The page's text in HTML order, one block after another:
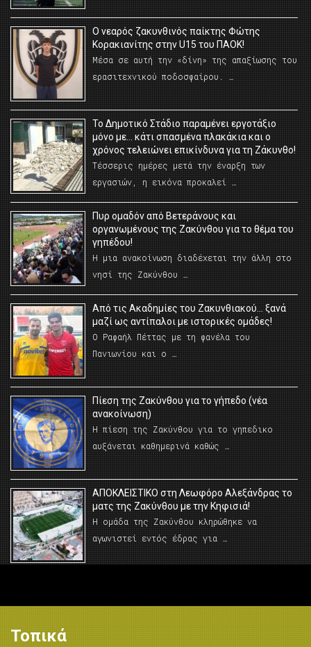
O νεαρός ζακυνθινός παίκτης Φώτης
Κορακιανίτης στην U15 του ΠΑΟΚ!
Μέσα σε αυτή την «δίνη» της απαξίωσης του
ερασιτεχνικού ποδοσφαίρου. …
Το Δημοτικό Στάδιο παραμένει εργοτάξιο
μόνο με… κάτι σπασμένα πλακάκια και ο
χρόνος τελειώνει επικίνδυνα για τη Ζάκυνθο!
Τέσσερις ημέρες μετά την έναρξη των
εργασιών, η εικόνα προκαλεί …
Πυρ ομαδόν από Βετεράνους και
οργανωμένους της Ζακύνθου για το θέμα του
γηπέδου!
Η μια ανακοίνωση διαδέχεται την άλλη στο
νησί της Ζακύνθου …
Από τις Ακαδημίες του Ζακυνθιακού… ξανά
μαζί ως αντίπαλοι με ιστορικές ομάδες!
Ο Ραφαήλ Πέττας με τη φανέλα του
Πανιωνίου και ο …
Πίεση της Ζακύνθου για το γήπεδο (νέα
ανακοίνωση)
Η πίεση της Ζακύνθου για το γηπεδικο
αυξάνεται καθημερινά καθώς …
AΠΟΚΛΕΙΣΤΙΚΟ στη Λεωφόρο Αλεξάνδρας το
ματς της Ζακύνθου με την Κηφισιά!
Η ομάδα της Ζακύνθου κληρώθηκε να
αγωνιστεί εντός έδρας για …
Τοπικά